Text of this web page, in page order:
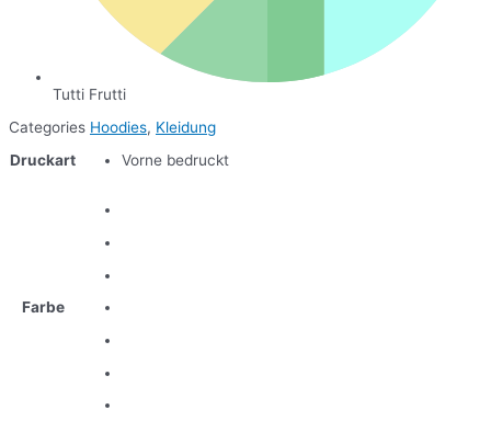
Tutti Frutti
Categories Hoodies, Kleidung
Druckart
Vorne bedruckt
Farbe